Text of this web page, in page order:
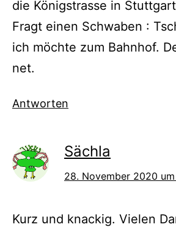
die Königstrasse in
Fragt einen Schwaben :
ich möchte zum Bahnhof.
net.
Antworten
Sächla
28. November 2020 um
Kurz und knackig. Vielen